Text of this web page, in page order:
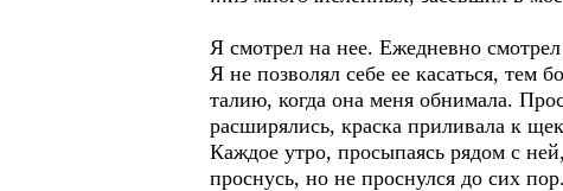
Я смотрел на нее. Ежедневно
Я не позволял себе ее касаться, тем
талию, когда она меня обнимала.
расширялись, краска приливала к
Каждое утро, просыпаясь рядом с
проснусь, но не проснулся до сих